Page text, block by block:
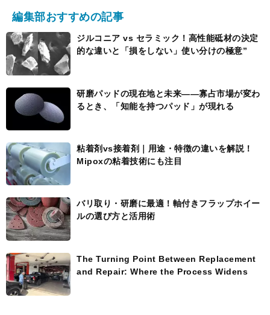
編集部おすすめの記事
ジルコニア vs セラミック！高性能砥材の決定
的な違いと「損をしない」使い分けの極意”
研磨パッドの現在地と未来――寡占市場が変わ
るとき、「知能を持つパッド」が現れる
粘着剤vs接着剤｜用途・特徴の違いを解説！
Mipoxの粘着技術にも注目
バリ取り・研磨に最適！軸付きフラップホイー
ルの選び方と活用術
The Turning Point Between Replacement
and Repair: Where the Process Widens